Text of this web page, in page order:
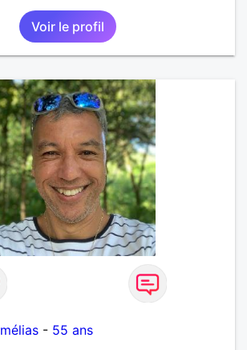
surtout les câlins et à les
et amour bisous à+ à bientôt
Voir le profil
- 55 ans